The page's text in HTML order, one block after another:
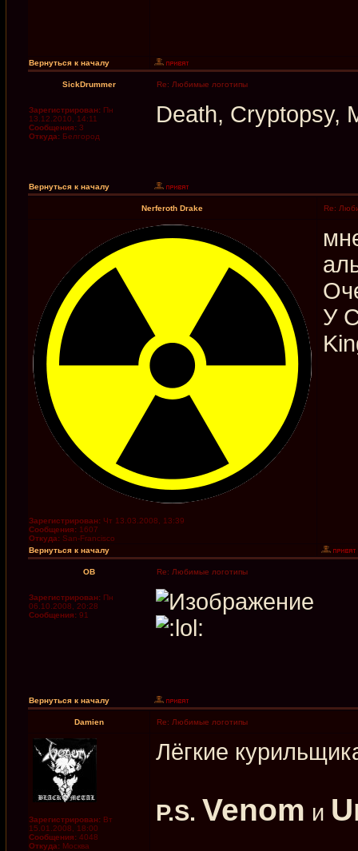
Вернуться к началу
SickDrummer Re: Любимые логотипы
Зарегистрирован: Пн
13.12.2010, 14:11
Сообщения: 3
Откуда: Белгород
Death, Cryptopsy,
Вернуться к началу
Nerferoth Drake Re:
Зарегистрирован: Чт 13.03.2008, 13:39
Сообщения: 1607
Откуда: San-Francisco
У
Вернуться к началу
OB Re: Любимые логотипы
Зарегистрирован: Пн
06.10.2008, 20:28
Сообщения: 91
Вернуться к началу
Damien Re: Любимые логотипы
Зарегистрирован: Вт
15.01.2008, 18:00
Сообщения: 4048
Откуда: Москва
Лёгкие
P.S. Venom и